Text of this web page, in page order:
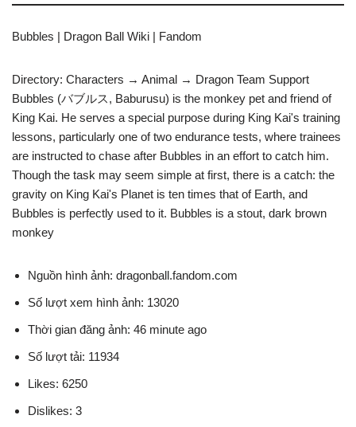
Bubbles | Dragon Ball Wiki | Fandom
Directory: Characters → Animal → Dragon Team Support
Bubbles (バブルス, Baburusu) is the monkey pet and friend of
King Kai. He serves a special purpose during King Kai's training
lessons, particularly one of two endurance tests, where trainees
are instructed to chase after Bubbles in an effort to catch him.
Though the task may seem simple at first, there is a catch: the
gravity on King Kai's Planet is ten times that of Earth, and
Bubbles is perfectly used to it. Bubbles is a stout, dark brown
monkey
Nguồn hình ảnh: dragonball.fandom.com
Số lượt xem hình ảnh: 13020
Thời gian đăng ảnh: 46 minute ago
Số lượt tải: 11934
Likes: 6250
Dislikes: 3